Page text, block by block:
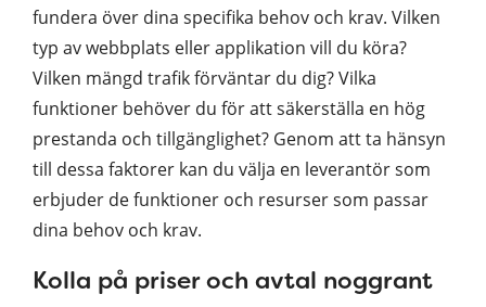
fundera över dina specifika behov och krav. Vilken
typ av webbplats eller applikation vill du köra?
Vilken mängd trafik förväntar du dig? Vilka
funktioner behöver du för att säkerställa en hög
prestanda och tillgänglighet? Genom att ta hänsyn
till dessa faktorer kan du välja en leverantör som
erbjuder de funktioner och resurser som passar
dina behov och krav.
Kolla på priser och avtal noggrant